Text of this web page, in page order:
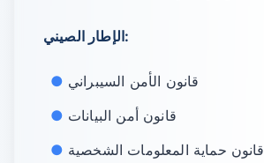
الإطار الصيني:
قانون الأمن السيبراني
قانون أمن البيانات
قانون حماية المعلومات الشخصية